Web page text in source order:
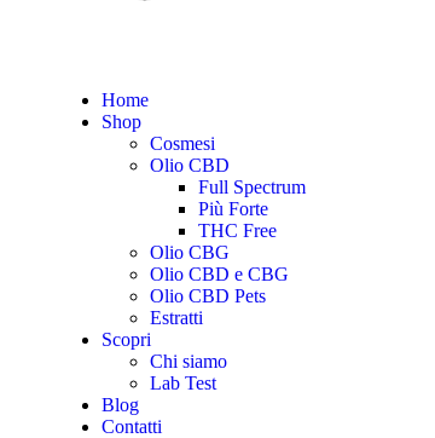
Home
Shop
Cosmesi
Olio CBD
Full Spectrum
Più Forte
THC Free
Olio CBG
Olio CBD e CBG
Olio CBD Pets
Estratti
Scopri
Chi siamo
Lab Test
Blog
Contatti